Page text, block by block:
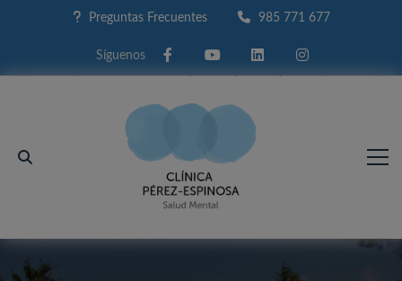
Preguntas Frecuentes 985 771 677
FacebookYoutube LinkedinInstagram